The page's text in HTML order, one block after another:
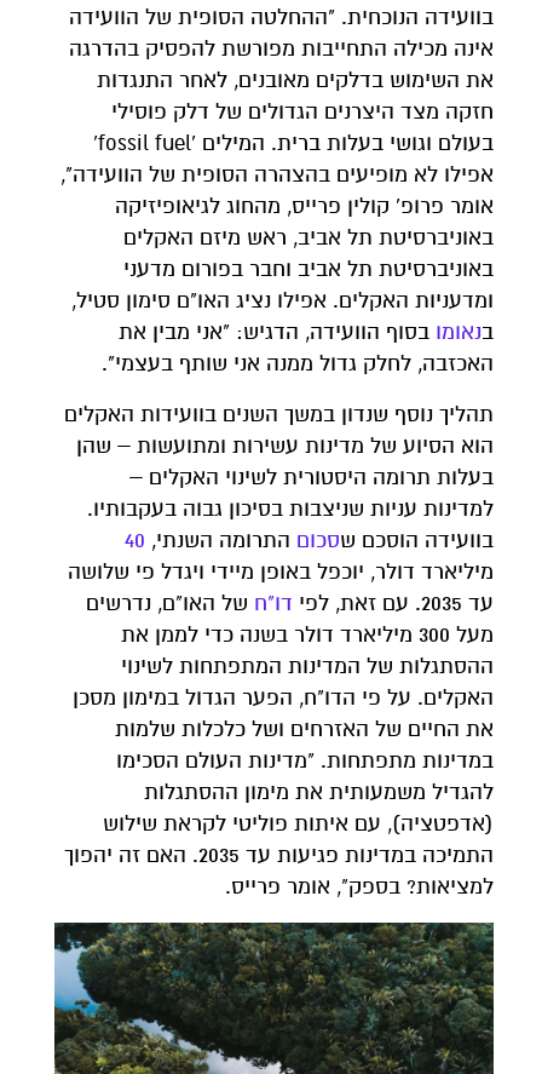
בוועידה הנוכחית. "ההחלטה הסופית של הוועידה
אינה מכילה התחייבות מפורשת להפסיק בהדרגה
את השימוש בדלקים מאובנים, לאחר התנגדות
חזקה מצד היצרנים הגדולים של דלק פוסילי
בעולם וגושי בעלות ברית. המילים 'fossil fuel'
אפילו לא מופיעים בהצהרה הסופית של הוועידה",
אומר פרופ' קולין פרייס, מהחוג לגיאופיזיקה
באוניברסיטת תל אביב, ראש מיזם האקלים
באוניברסיטת תל אביב וחבר בפורום מדעני
ומדעניות האקלים. אפילו נציג האו"ם סימון סטיל,
בנאומו בסוף הוועידה, הדגיש: "אני מבין את
האכזבה, לחלק גדול ממנה אני שותף בעצמי".
תהליך נוסף שנדון במשך השנים בוועידות האקלים
הוא הסיוע של מדינות עשירות ומתועשות – שהן
בעלות תרומה היסטורית לשינוי האקלים –
למדינות עניות שניצבות בסיכון גבוה בעקבותיו.
בוועידה הוסכם שסכום התרומה השנתי, 40
מיליארד דולר, יוכפל באופן מיידי ויגדל פי שלושה
עד 2035. עם זאת, לפי
דו"ח של האו"ם, נדרשים
מעל 300 מיליארד דולר בשנה כדי לממן את
ההסתגלות של המדינות המתפתחות לשינוי
האקלים. על פי הדו"ח, הפער הגדול במימון מסכן
את החיים של האזרחים ושל כלכלות שלמות
במדינות מתפתחות. "מדינות העולם הסכימו
להגדיל משמעותית את מימון ההסתגלות
(אדפטציה), עם איתות פוליטי לקראת שילוש
התמיכה במדינות פגיעות עד 2035. האם זה יהפוך
למציאות? בספק", אומר פרייס.